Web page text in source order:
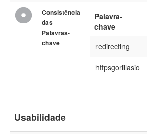
Consistência
das
Palavras-
chave
Palavra-
chave
redirecting
httpsgorillasio
Usabilidade